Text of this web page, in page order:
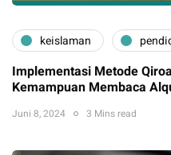
keislaman
Implementasi Metode
Kemampuan Membaca
Juni 8, 2024 3 Mins read